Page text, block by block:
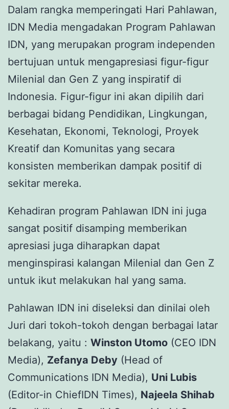
Dalam rangka memperingati Hari Pahlawan,
IDN Media mengadakan Program Pahlawan
IDN, yang merupakan program independen
bertujuan untuk mengapresiasi figur-figur
Milenial dan Gen Z yang inspiratif di
Indonesia. Figur-figur ini akan dipilih dari
berbagai bidang Pendidikan, Lingkungan,
Kesehatan, Ekonomi, Teknologi, Proyek
Kreatif dan Komunitas yang secara
konsisten memberikan dampak positif di
sekitar mereka.
Kehadiran program Pahlawan IDN ini juga
sangat positif disamping memberikan
apresiasi juga diharapkan dapat
menginspirasi kalangan Milenial dan Gen Z
untuk ikut melakukan hal yang sama.
Pahlawan IDN ini diseleksi dan dinilai oleh
Juri dari tokoh-tokoh dengan berbagai latar
belakang, yaitu : Winston Utomo (CEO IDN
Media), Zefanya Deby (Head of
Communications IDN Media), Uni Lubis
(Editor-in ChiefIDN Times), Najeela Shihab